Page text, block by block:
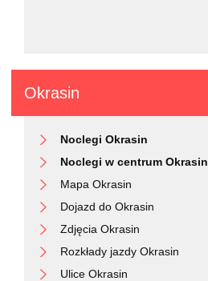
Okrasin
Noclegi Okrasin
Noclegi w centrum Okrasin
Mapa Okrasin
Dojazd do Okrasin
Zdjęcia Okrasin
Rozkłady jazdy Okrasin
Ulice Okrasin